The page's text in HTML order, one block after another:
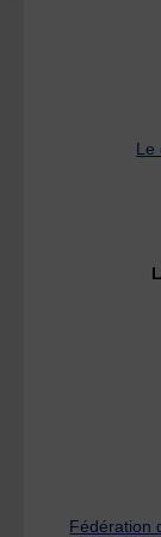
Le
Fédération